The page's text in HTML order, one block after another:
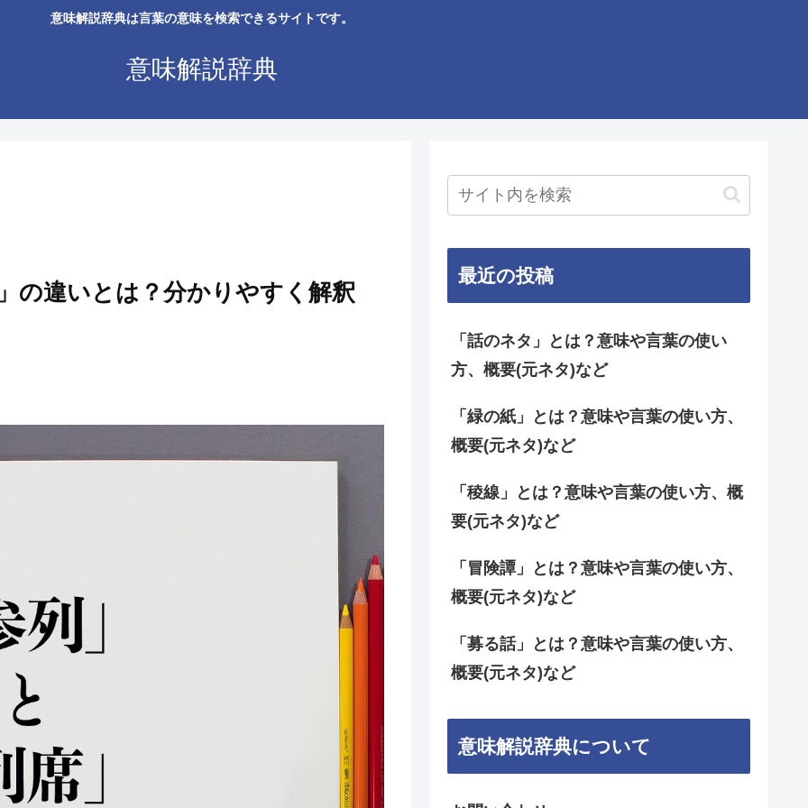
意味解説辞典は言葉の意味を検索できるサイトです。
意味解説辞典
の違いとは？分かりやすく解釈
最近の投稿
「話のネタ」とは？意味や言葉の使い
方、概要(元ネタ)など
「緑の紙」とは？意味や言葉の使い方、
概要(元ネタ)など
「稜線」とは？意味や言葉の使い方、概
要(元ネタ)など
「冒険譚」とは？意味や言葉の使い方、
概要(元ネタ)など
「募る話」とは？意味や言葉の使い方、
概要(元ネタ)など
意味解説辞典について